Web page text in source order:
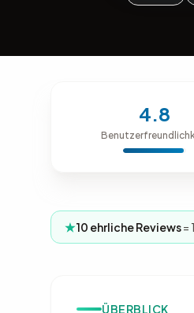
4.8
10 ehrliche Reviews=
ÜBERBLICK